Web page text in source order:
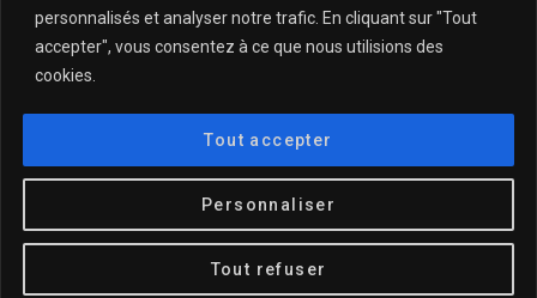
personnalisés et analyser notre trafic. En cliquant sur "Tout
accepter", vous consentez à ce que nous utilisions des
cookies.
Personnaliser
Tout refuser
Tout accepter
© 2025 DESCULOTTÉES.FR
TOP